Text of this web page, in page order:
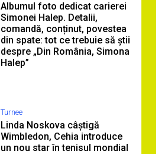
Albumul foto dedicat carierei
Simonei Halep. Detalii,
comandă, conținut, povestea
din spate: tot ce trebuie să știi
despre „Din România, Simona
Halep”
Turnee
Linda Noskova câștigă
Wimbledon, Cehia introduce
un nou star în tenisul mondial